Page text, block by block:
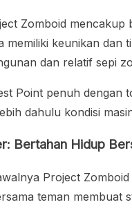
Zomboid
memiliki keunikan dan
dan relatif sepi
Point penuh dengan
dahulu kondisi
Bertahan Hidup
Project
teman membuat